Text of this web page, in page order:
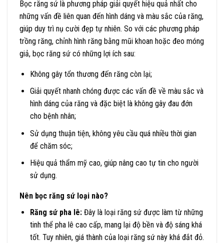
Bọc răng sứ là phương pháp giải quyết hiệu quả nhất cho
những vấn đề liên quan đến hình dáng và màu sắc của răng,
giúp duy trì nụ cười đẹp tự nhiên. So với các phương pháp
trồng răng, chỉnh hình răng bằng mũi khoan hoặc đeo móng
giả, bọc răng sứ có những lợi ích sau:
Không gây tổn thương đến răng còn lại;
Giải quyết nhanh chóng được các vấn đề về màu sắc và
hình dáng của răng và đặc biệt là không gây đau đớn
cho bệnh nhân;
Sử dụng thuận tiện, không yêu cầu quá nhiều thời gian
để chăm sóc;
Hiệu quả thẩm mỹ cao, giúp nâng cao tự tin cho người
sử dụng.
Nên bọc răng sứ loại nào?
Răng sứ pha lê:Đây là loại răng sứ được làm từ những
tinh thể pha lê cao cấp, mang lại độ bền và độ sáng khá
tốt. Tuy nhiên, giá thành của loại răng sứ này khá đắt đỏ.